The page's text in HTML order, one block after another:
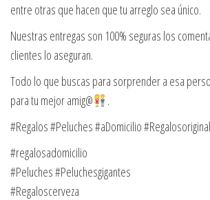
entre otras que hacen que tu arreglo sea único.
Nuestras entregas son 100% seguras los
clientes lo aseguran.
Todo lo que buscas para sorprender a esa
para tu mejor amig@
.
#Regalos #Peluches #aDomicilio
#regalosadomicilio
#Peluches #Peluchesgigantes
#Regaloscerveza